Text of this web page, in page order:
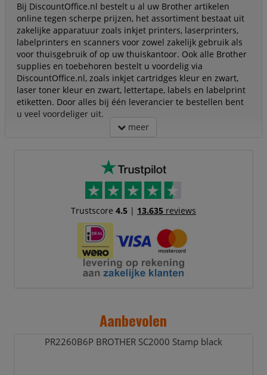
Bij DiscountOffice.nl bestelt u al uw Brother artikelen
online tegen scherpe prijzen, het assortiment bestaat uit
zakelijke apparatuur zoals inkjet printers, laserprinters,
labelprinters en scanners voor zowel zakelijk gebruik als
voor thuisgebruik of op uw thuiskantoor. Ook alle Brother
supplies en toebehoren bestelt u voordelig via
DiscountOffice.nl, zoals inkjet cartridges kleur en zwart,
laser toner kleur en zwart, lettertape, labels en labelprint
etiketten. Door alles bij één leverancier te bestellen bent
u veel voordeliger uit.
meer
Trustscore 4.5| 13.635reviews
Aanbevolen
PR2260B6P BROTHER SC2000 Stamp black